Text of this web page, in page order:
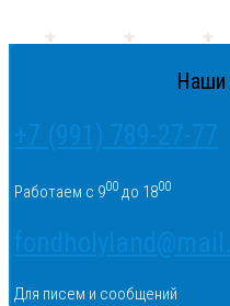
Наши
+7 (991) 789-27-77
Работаем с 900 до 1800
Для писем и сообщений